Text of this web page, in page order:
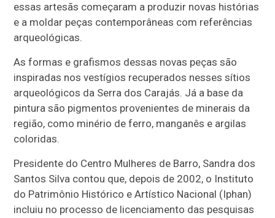
essas artesãs começaram a produzir novas histórias
e a moldar peças contemporâneas com referências
arqueológicas.
As formas e grafismos dessas novas peças são
inspiradas nos vestígios recuperados nesses sítios
arqueológicos da Serra dos Carajás. Já a base da
pintura são pigmentos provenientes de minerais da
região, como minério de ferro, manganês e argilas
coloridas.
Presidente do Centro Mulheres de Barro, Sandra dos
Santos Silva contou que, depois de 2002, o Instituto
do Patrimônio Histórico e Artístico Nacional (Iphan)
incluiu no processo de licenciamento das pesquisas